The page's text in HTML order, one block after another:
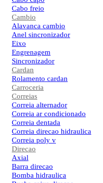
Cabo freio
Cambio
Alavanca cambio
Anel sincronizador
Eixo
Engrenagem
Sincronizador
Cardan
Rolamento cardan
Carroceria
Correias
Correia alternador
Correia ar condicionado
Correia dentada
Correia direcao hidraulica
Correia poly v
Direcao
Axial
Barra direcao
Bomba hidraulica